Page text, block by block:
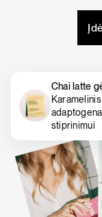
Chai latte
stiprinimui